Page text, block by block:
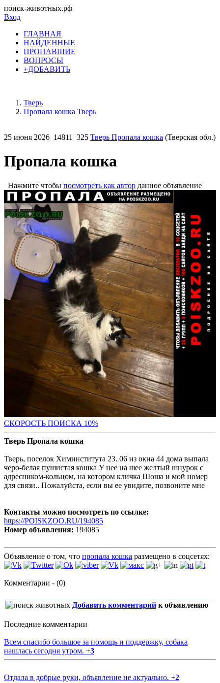
поиск-животных.рф
Вход
ГЛАВНАЯ
НАЙДЕННЫЕ
ПРОПАВШИЕ
ВОПРОСЫ
+ДОБАВИТЬ
Тверь
Пропала кошка Тверь
25 июня 2026 14811 325 Тверь Пропала кошка (Тверская обл.)
Пропала кошка
Нажмите чтобы посмотреть как автор данное объявление
СКОРОСТЬ ПОИСКА 10%
Тверь Пропала кошка
Тверь, поселок Химинститута 23. 06 из окна 44 дома выпала
черо-белая пушистая кошка У нее на шее желтый шнурок с
адресником-кольцом, на котором кличка Шоша и мой номер
для связи.. Пожалуйста, если вы ее увидите, позвоните мне
Контакты можно посмотреть по ссылке:
https://POISKZOO.RU/194085
Номер объявления: 194085
Объявление о том, что пропала кошка размещено в соцсетях:
Комментарии - (0)
Добавить комментарий к объявлению
Последние комментарии
Всем спасибо большое за помощь и поддержку, собака
нашлась сегодня утром. +3
Отдала в добрые руки, объявление не актуально. +2